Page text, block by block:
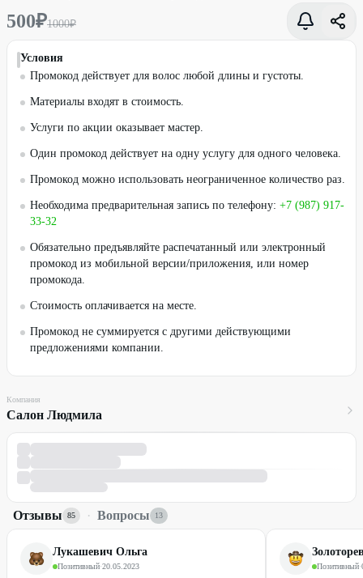
500₽1000₽
Условия
Промокод действует для волос любой длины и густоты.
Материалы входят в стоимость.
Услуги по акции оказывает мастер.
Один промокод действует на одну услугу для одного человека.
Промокод можно использовать неограниченное количество раз.
Необходима предварительная запись по телефону: +7 (987) 917-
33-32
Обязательно предъявляйте распечатанный или электронный
промокод из мобильной версии/приложения, или номер
промокода.
Стоимость оплачивается на месте.
Промокод не суммируется с другими действующими
предложениями компании.
Компания
Салон Людмила
Отзывы 85 · Вопросы 13
Лукашевич Ольга
Позитивный·20.05.2023 Позитивный·